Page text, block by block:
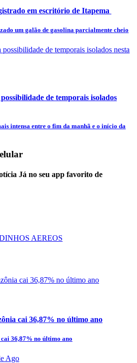
em escritório de Itapema
um galão de gasolina parcialmente cheio
de temporais isolados
intensa entre o fim da manhã e o início da
Já no seu app favorito de
cai 36,87% no último ano
36,87% no último ano
Ago